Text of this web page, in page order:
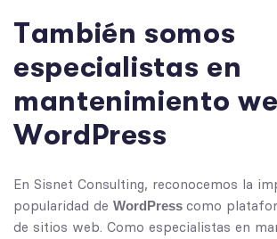
También somos
especialistas en
mantenimiento we
WordPress
En Sisnet Consulting, reconocemos la
popularidad de WordPress como
de sitios web. Como especialistas en